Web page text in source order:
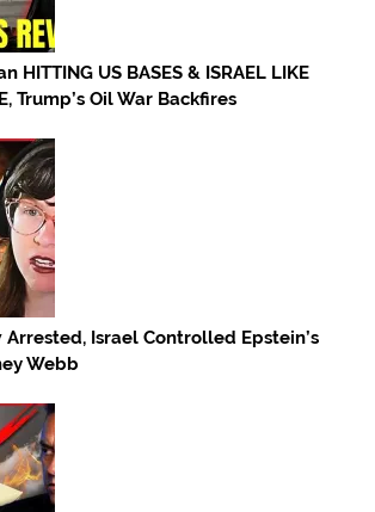
HITTING US BASES & ISRAEL LIKE
Trump’s Oil War Backfires
Arrested, Israel Controlled Epstein’s
Webb